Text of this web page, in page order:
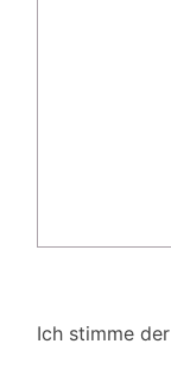
Ich stimme der